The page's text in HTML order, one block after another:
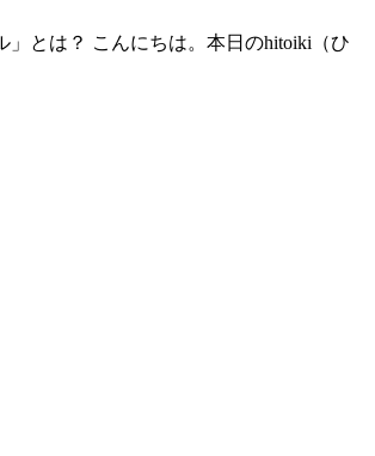
とは？ こんにちは。本日のhitoiki（ひ